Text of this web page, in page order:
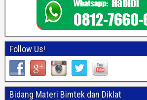
Follow Us!
Bidang Materi Bimtek dan Diklat